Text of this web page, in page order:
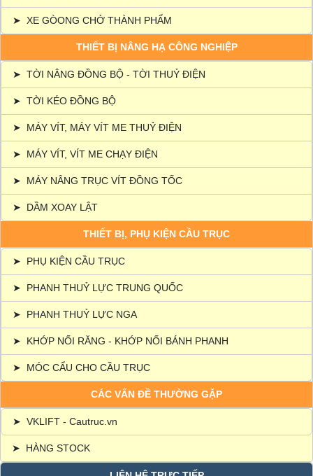
➤ XE GÒONG CHỞ THÀNH PHẨM
THIẾT BỊ NÂNG HẠ CÔNG NGHIỆP
➤ TỜI NÂNG ĐỒNG BỘ - TỜI THUỶ ĐIỆN
➤ TỜI KÉO ĐỒNG BỘ
➤ MÁY VÍT, MÁY VÍT ME THUỶ ĐIỆN
➤ MÁY VÍT, VÍT ME CHẠY ĐIỆN
➤ MÁY NÂNG TRỤC VÍT ĐỒNG TỐC
➤ DẦM XOAY LẬT
THIẾT BỊ, PHỤ KIỆN CẦU TRỤC
➤ PHỤ KIỆN CẦU TRỤC
➤ PHANH THUỶ LỰC TRUNG QUỐC
➤ PHANH THUỶ LỰC NGA
➤ KHỚP NỐI RĂNG - KHỚP NỐI BÁNH PHANH
➤ MÓC CẨU CHO CẦU TRỤC
CÁC VẤN ĐỀ THƯỜNG GẶP
➤ VKLIFT - Cautruc.vn
➤ HÀNG STOCK